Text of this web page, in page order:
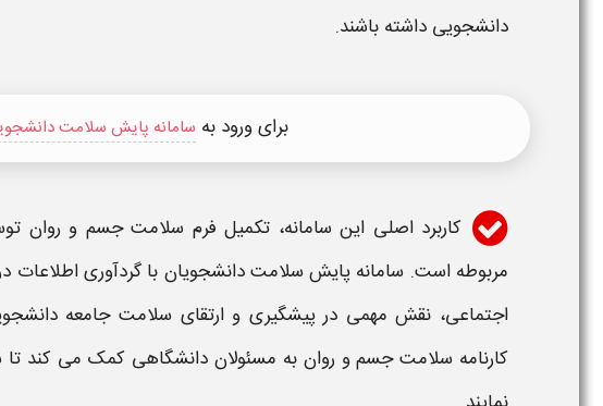
دانشجویی داشته باشند.
برای ورود به سامانه پایش سلامت
کاربرد اصلی این سامانه، تکمیل فرم سلامت جسم و روان
مربوطه است. سامانه پایش سلامت دانشجویان با گردآوری
اجتماعی، نقش مهمی در پیشگیری و ارتقای سلامت جامعه
کارنامه سلامت جسم و روان به مسئولان دانشگاهی کمک می‌ کند